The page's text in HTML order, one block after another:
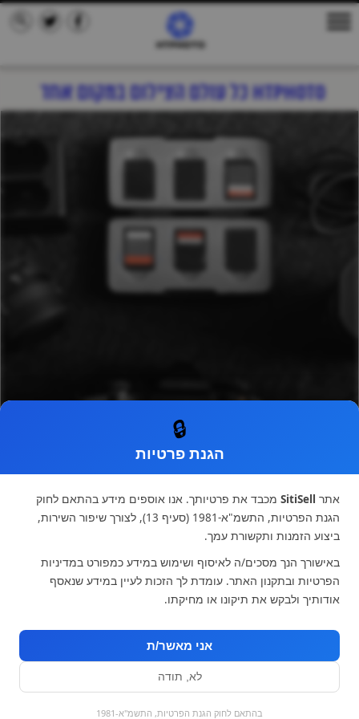
HTPHOTO כל עולם הצילום במקום אחד
מצלמות
מדריך מצלמות מומלצות
ואביזרי מצלמה מומלצים
ביותר 2025
מאתצלם מקצועי
מפת אתר
דף הבית
מצלמות
מדריך מצלמות מומלצות ואביזרי
מצלמה מומלצים ביותר 2025
🔒
הגנת פרטיות
אתר SitiSell מכבד את פרטיותך. אנו אוספים מידע בהתאם לחוק
הגנת הפרטיות, התשמ"א-1981 (סעיף 13), לצורך שיפור השירות,
ביצוע הזמנות ותקשורת עמך.
באישורך הנך מסכים/ה לאיסוף ושימוש במידע כמפורט במדיניות
הפרטיות ובתקנון האתר. עומדת לך הזכות לעיין במידע שנאסף
אודותיך ולבקש את תיקונו או מחיקתו.
אני מאשר/ת
לא, תודה
בהתאם לחוק הגנת הפרטיות, התשמ"א-1981